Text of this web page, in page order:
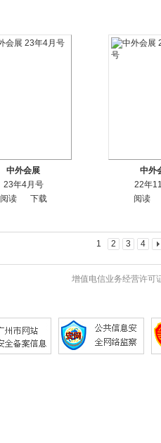
中外会展
23年4月号
阅读
下载
中外
22年
阅读
1 2 3 4
增值电信业务经营许